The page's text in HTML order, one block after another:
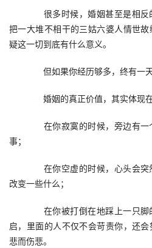
很多时候，婚姻甚至是相反
把一大堆不相干的三姑六婆人情世
疑这一切到底有什么意义。
但如果你经历够多，终有一天
婚姻的真正价值，其实体现在
在你寂寞的时候，旁边有一
事；
在你空虚的时候，心头会突
改变一些什么；
在你被打倒在地踩上一只脚
启，里面的人不仅不会苛责你，还
悲而伤悲。